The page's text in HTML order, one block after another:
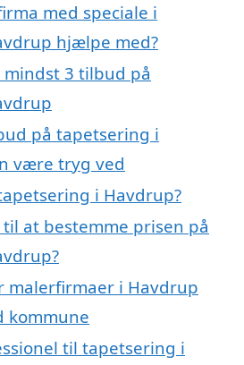
med speciale i
hjælpe med?
3 tilbud på
på tapetsering i
være tryg ved
i Havdrup?
at bestemme prisen på
malerfirmaer i Havdrup
kommune
til tapetsering i